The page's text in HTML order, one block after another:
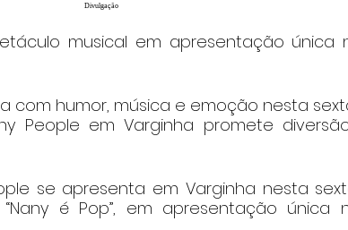
Divulgação
musical em apresentação única
com humor, música e emoção nesta
People em Varginha promete
se apresenta em Varginha nesta
é Pop”, em apresentação única